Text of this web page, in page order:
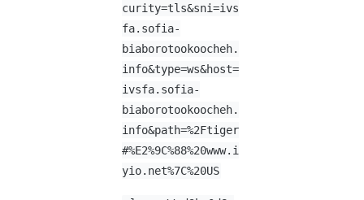
curity=tls&sni=ivs
fa.sofia-
biaborotookoocheh.
info&type=ws&host=
ivsfa.sofia-
biaborotookoocheh.
info&path=%2Ftiger
#%E2%9C%88%20www.i
yio.net%7C%20US